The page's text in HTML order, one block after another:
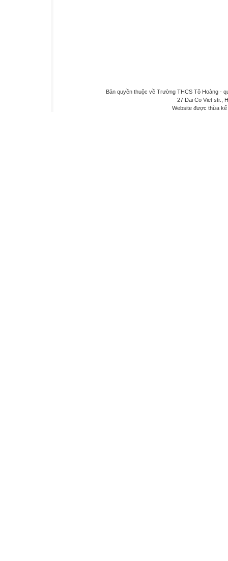
Bản quyền thuộc về Trường THCS Tô Hoàng -
27 Dai Co Viet str.,
Website được thừa